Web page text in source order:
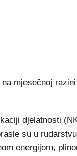
mjesečnoj
djelatnosti
su u
energijom,